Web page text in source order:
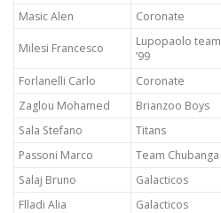
Masic Alen
Coronate
Milesi Francesco
Lupopaolo team
’99
Forlanelli Carlo Coronate
Zaglou Mohamed
Brianzoo Boys
Sala Stefano
Titans
Passoni Marco
Team Chubanga
Salaj Bruno
Galacticos
Flladi Alia
Galacticos